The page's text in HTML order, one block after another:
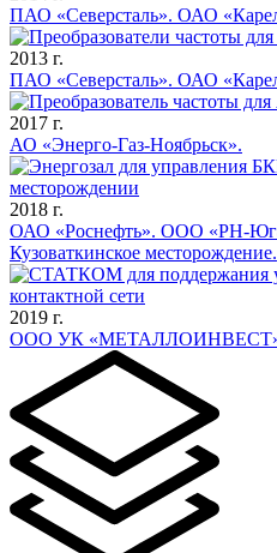
ПАО «Северсталь». ОАО
2013 г.
ПАО «Северсталь». ОАО
2017 г.
АО «Энерго-Газ-Ноябрьск».
2018 г.
ОАО «Роснефть». ООО «РН-
Кузоваткинское месторождение.
2019 г.
ООО УК «МЕТАЛЛОИНВЕСТ».